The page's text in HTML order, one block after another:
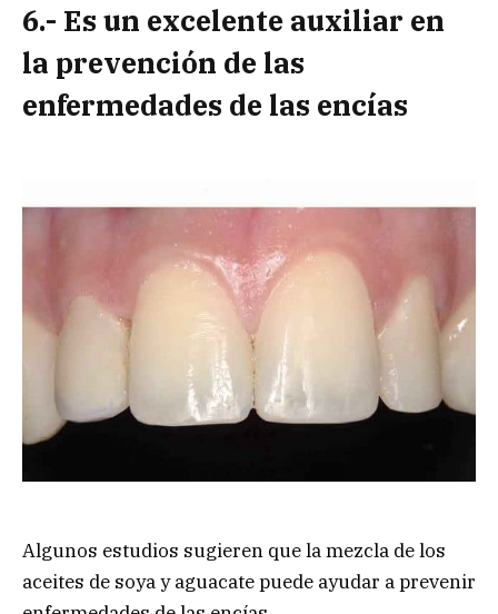
6.- Es un excelente auxiliar en
la prevención de las
enfermedades de las encías
Algunos estudios sugieren que la mezcla de los
aceites de soya y aguacate puede ayudar a prevenir